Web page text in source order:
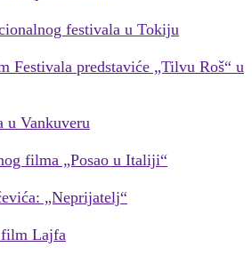
festivala u Tokiju
Festivala predstaviće „Tilvu Roš“ u
u Vankuveru
filma „Posao u Italiji“
„Neprijatelj“
film Lajfa